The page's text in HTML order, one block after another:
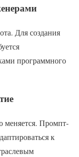
Для создания
программного
меняется. Промпт-
к